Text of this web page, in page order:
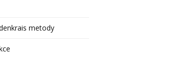
metody